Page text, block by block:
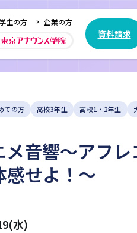
生の方 企業の方
資料請求
ての方 高校3年生 高校1・2年生
音響～アフレ
感せよ！～
水)